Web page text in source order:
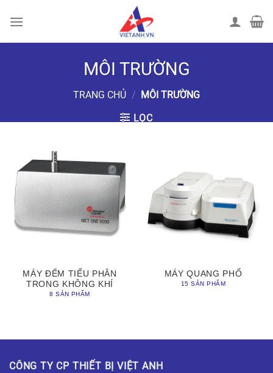
đến
MÔI TRƯỜNG
TRANG CHỦ /
MÔI TRƯỜNG
LỌC
MÁY ĐẾM TIỂU PHÂN
TRONG KHÔNG KHÍ
8 SẢN PHẨM
MÁY QUANG PHỔ
15 SẢN PHẨM
CÔNG TY CP THIẾT BỊ VIỆT ANH